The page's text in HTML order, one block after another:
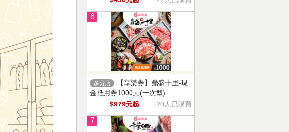
6
多分店
【享樂券】鼎盛十里-現
金抵用券1000元(一次型)
$979元起
20人已購買
7